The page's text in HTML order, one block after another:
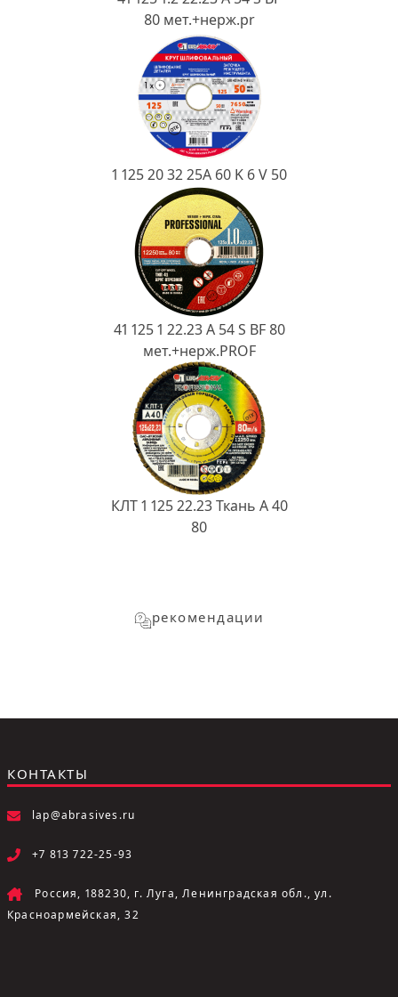
80 мет.+нерж.pr
1 125 20 32 25А 60 K 6 V 50
41 125 1 22.23 A 54 S BF 80
мет.+нерж.PROF
КЛТ 1 125 22.23 Ткань A 40
80
рекомендации
КОНТАКТЫ
lap@abrasives.ru
+7 813 722-25-93
Россия, 188230, г. Луга, Ленинградская обл., ул.
Красноармейская, 32